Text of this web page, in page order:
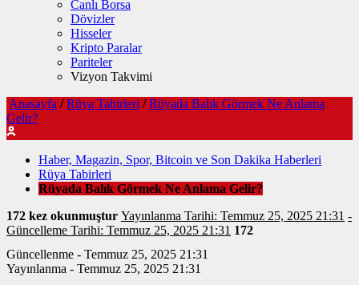
Canlı Borsa
Dövizler
Hisseler
Kripto Paralar
Pariteler
Vizyon Takvimi
Anasayfa / Rüya Tabirleri / Rüyada Balık Görmek Ne Anlama
Gelir?
Haber, Magazin, Spor, Bitcoin ve Son Dakika Haberleri
Rüya Tabirleri
Rüyada Balık Görmek Ne Anlama Gelir?
172 kez okunmuştur Yayınlanma Tarihi: Temmuz 25, 2025 21:31 -
Güncelleme Tarihi: Temmuz 25, 2025 21:31 172
Güncellenme - Temmuz 25, 2025 21:31
Yayınlanma - Temmuz 25, 2025 21:31